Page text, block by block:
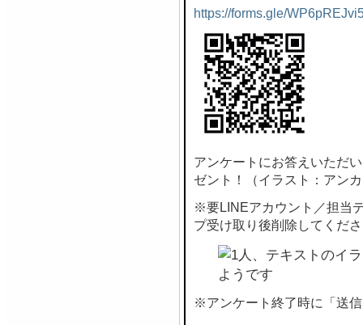
https://forms.gle/
アンケートにお答えいただ
ゼント！（イラスト：アン
※要LINEアカウント／担当
プ受け取り後削除してくだ
※アンケート終了時に「送